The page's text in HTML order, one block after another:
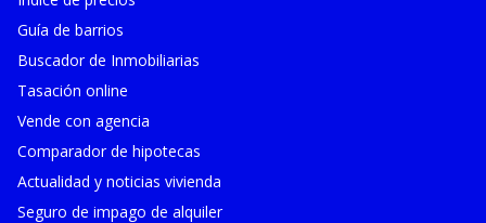
Guía de barrios
Buscador de Inmobiliarias
Tasación online
Vende con agencia
Comparador de hipotecas
Actualidad y noticias vivienda
Seguro de impago de alquiler